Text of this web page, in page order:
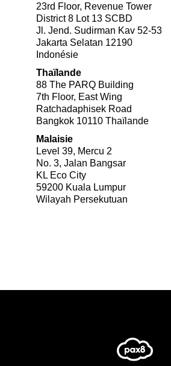
23rd Floor, Revenue Tower
District 8 Lot 13 SCBD
Jl. Jend. Sudirman Kav 52-53
Jakarta Selatan 12190
Indonésie
Thaïlande
88 The PARQ Building
7th Floor, East Wing
Ratchadaphisek Road
Bangkok 10110 Thaïlande
Malaisie
Level 39, Mercu 2
No. 3, Jalan Bangsar
KL Eco City
59200 Kuala Lumpur
Wilayah Persekutuan